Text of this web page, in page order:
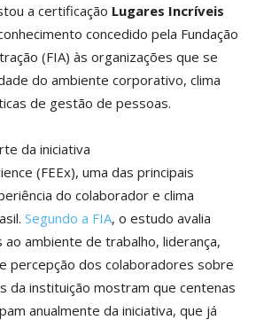
a certificação Lugares Incríveis
concedido pela Fundação
(FIA) às organizações que se
do ambiente corporativo, clima
de gestão de pessoas.
da iniciativa
(FEEx), uma das principais
do colaborador e clima
Segundo a FIA, o estudo avalia
ambiente de trabalho, liderança,
percepção dos colaboradores sobre
da instituição mostram que centenas
anualmente da iniciativa, que já